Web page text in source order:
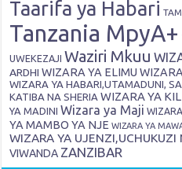
Taarifa ya Habari
Tanzania MpyA+
UWEKEZAJI Waziri Mkuu
ARDHI WIZARA YA ELIMU
WIZARA YA HABARI,UTAMADUNI,
KATIBA NA SHERIA WIZARA YA
YA MADINI Wizara ya Maji
YA MAMBO YA NJE WIZARA YA
WIZARA YA
VIWANDA ZANZIBAR